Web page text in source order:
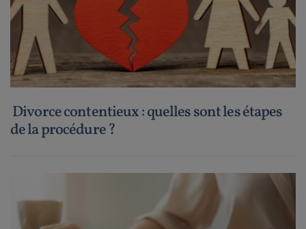
Divorce contentieux : quelles sont les étapes
de la procédure ?